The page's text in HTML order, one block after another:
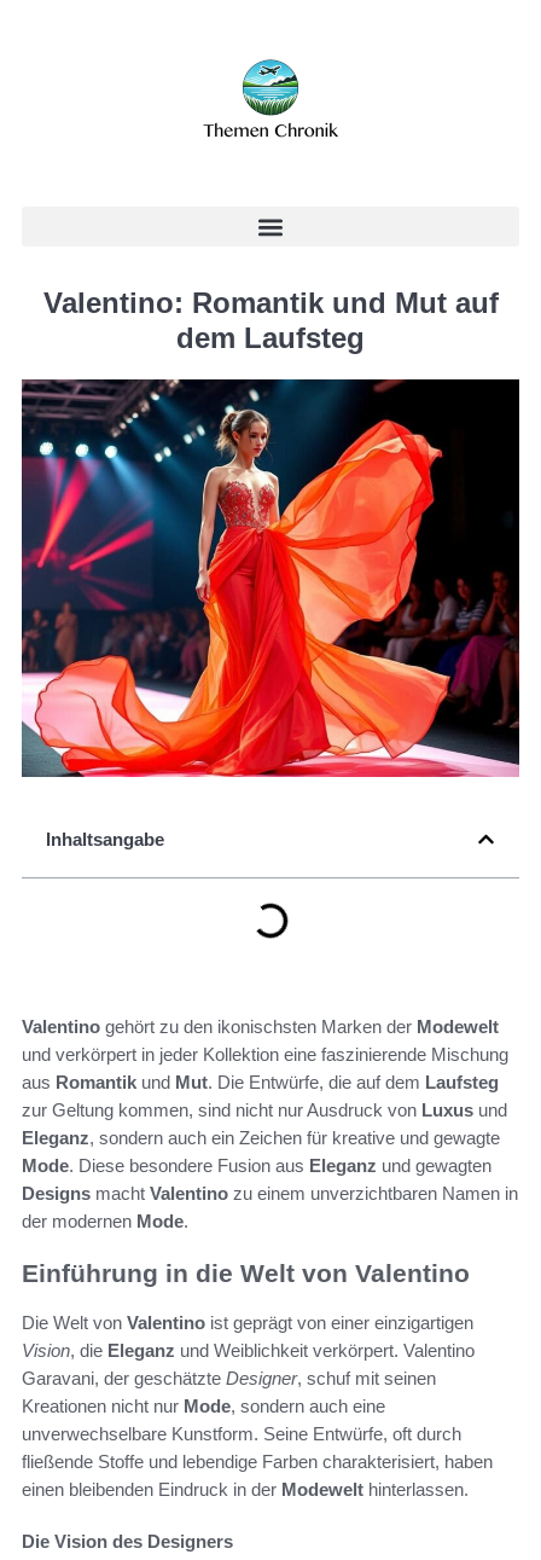
Valentino: Romantik und Mut auf
dem Laufsteg
Inhaltsangabe
Valentino gehört zu den ikonischsten Marken der Modewelt
und verkörpert in jeder Kollektion eine faszinierende Mischung
aus Romantik und Mut. Die Entwürfe, die auf dem Laufsteg
zur Geltung kommen, sind nicht nur Ausdruck von Luxus und
Eleganz, sondern auch ein Zeichen für kreative und gewagte
Mode. Diese besondere Fusion aus Eleganz und gewagten
Designs macht Valentino zu einem unverzichtbaren Namen in
der modernen Mode.
Einführung in die Welt von Valentino
Die Welt von Valentino ist geprägt von einer einzigartigen
Vision, die Eleganz und Weiblichkeit verkörpert. Valentino
Garavani, der geschätzte Designer, schuf mit seinen
Kreationen nicht nur Mode, sondern auch eine
unverwechselbare Kunstform. Seine Entwürfe, oft durch
fließende Stoffe und lebendige Farben charakterisiert, haben
einen bleibenden Eindruck in der Modewelt hinterlassen.
Die Vision des Designers